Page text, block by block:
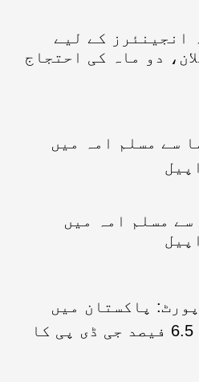
انجینئرز کے لیے
دو ماہ کی احتجاج
سے مسلم امہ میں